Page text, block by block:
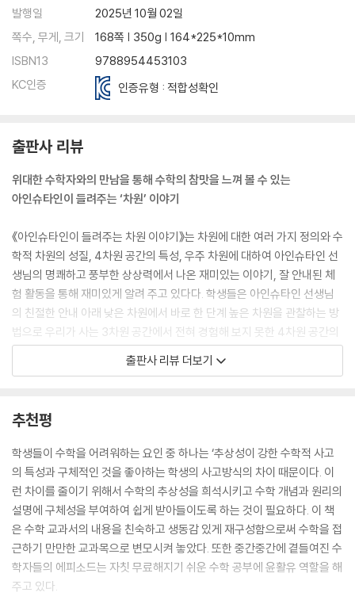
발행일
2025년 10월 02일
쪽수, 무게, 크기
168쪽 | 350g | 164*225*10mm
ISBN13
9788954453103
KC인증
인증유형 : 적합성확인
출판사 리뷰
위대한 수학자와의 만남을 통해 수학의 참맛을 느껴 볼 수 있는
아인슈타인이 들려주는 ‘차원’ 이야기
《아인슈타인이 들려주는 차원 이야기》는 차원에 대한 여러 가지 정의와 수
학적 차원의 성질, 4차원 공간의 특성, 우주 차원에 대하여 아인슈타인 선
생님의 명쾌하고 풍부한 상상력에서 나온 재미있는 이야기, 잘 안내된 체
험 활동을 통해 재미있게 알려 주고 있다다. 학생들은 아인슈타인 선생님
의 친절한 안내 아래 낮은 차원에서 바로 한 단계 높은 차원을 관찰하는 방
법으로 우리가 사는 3차원 공간에서 전혀 경험해 보지 못한 4차원 공간의
특성 및 도형을 보다 쉽게 이해하도록 한다. 또 영화 속 차원 이야기를 곁들
임으로써 차원이 매우 친숙한 개념이며 학생들의 상상력을 풍부하게 해 줄
실생활에서 차원의 원리를 꿰뚫는다!
우리는 종종 엉뚱하면서도 개성이 강한 사람을 표현할 때 4차원이라는 단
어를 사용하곤 한다. 또 SF 영화나 공상 과학 만화, 애니메이션에서도 차원
은 단골 메뉴로 사용되고 있다. 여기에서의 차원은 단순히 우리가 사는 세
상과 다른 세상을 표현하기 위한 하나의 도구 역할을 하고 있다. 수학적 차
원은 공간의 한 점의 위치를 나타내기 위해 필요한 양의 개수로 정의한다.
이 수업에서는 이와 같이 각각 다른 의미를 나타내는 차원에 대하여 적절
한 상황을 제시하고 그 상황을 이해하는 과정에서 자연스럽게 서로 다른
출판사 리뷰 더보기
추천평
학생들이 수학을 어려워하는 요인 중 하나는 ‘추상성이 강한 수학적 사고
의 특성과 구체적인 것을 좋아하는 학생의 사고방식의 차이 때문이다. 이
런 차이를 줄이기 위해서 수학의 추상성을 희석시키고 수학 개념과 원리의
설명에 구체성을 부여하여 쉽게 받아들이도록 하는 것이 필요하다. 이 책
은 수학 교과서의 내용을 친숙하고 생동감 있게 재구성함으로써 수학을 접
근하기 만만한 교과목으로 변모시켜 놓았다. 또한 중간중간에 곁들여진 수
학자들의 에피소드는 자칫 무료해지기 쉬운 수학 공부에 윤활유 역할을 해
주고 있다.